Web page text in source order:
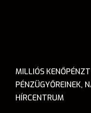
MILLIÓS
PÉNZÜGYŐREINEK,
HÍRCENTRUM